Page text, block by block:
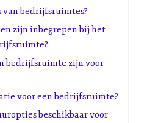
bedrijfsruimtes?
zijn inbegrepen bij het
bedrijfsruimte zijn voor
voor een bedrijfsruimte?
beschikbaar voor